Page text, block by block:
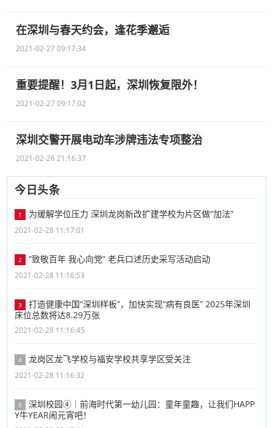
在深圳与春天约会，逢花季邂逅
2021-02-27 09:17:34
重要提醒！3月1日起，深圳恢复限外！
2021-02-27 09:17:02
深圳交警开展电动车涉牌违法专项整治
2021-02-26 21:16:37
今日头条
1 为缓解学位压力 深圳龙岗新改扩建学校为片区做“加法”
2021-02-28 11:17:01
2 “致敬百年 我心向党” 老兵口述历史采写活动启动
2021-02-28 11:16:53
3
打造健康中国“深圳样板”，加快实现“病有良医” 2025年深圳
床位总数将达8.29万张
2021-02-28 11:16:45
4 龙岗区龙飞学校与福安学校共享学区受关注
2021-02-28 11:16:32
5
深圳校园④｜前海时代第一幼儿园：童年童趣，让我们HAPP
Y牛YEAR闹元宵吧！